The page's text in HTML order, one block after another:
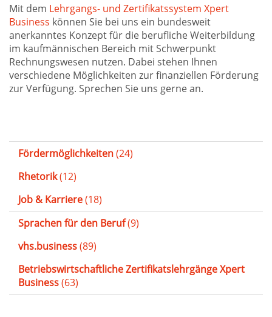
Mit dem Lehrgangs- und Zertifikatssystem Xpert
Business können Sie bei uns ein bundesweit
anerkanntes Konzept für die berufliche Weiterbildung
im kaufmännischen Bereich mit Schwerpunkt
Rechnungswesen nutzen. Dabei stehen Ihnen
verschiedene Möglichkeiten zur finanziellen Förderung
zur Verfügung. Sprechen Sie uns gerne an.
Fördermöglichkeiten(24)
Rhetorik(12)
Job & Karriere(18)
Sprachen für den Beruf(9)
vhs.business(89)
Betriebswirtschaftliche Zertifikatslehrgänge Xpert
Business(63)